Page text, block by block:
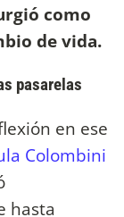
como
de vida.
pasarelas
en ese
Colombini
hasta